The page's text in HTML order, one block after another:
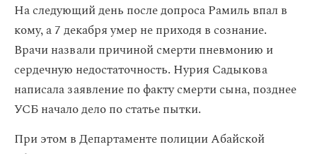
На следующий день после допроса Рамиль впал в
кому, а 7 декабря умер не приходя в сознание.
Врачи назвали причиной смерти пневмонию и
сердечную недостаточность. Нурия Садыкова
написала заявление по факту смерти сына, позднее
УСБ начало дело по статье пытки.
При этом в Департаменте полиции Абайской